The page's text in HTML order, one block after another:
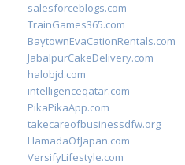
salesforceblogs.com
TrainGames365.com
BaytownEvaCationRentals.com
JabalpurCakeDelivery.com
halobjd.com
intelligenceqatar.com
PikaPikaApp.com
takecareofbusinessdfw.org
HamadaOfJapan.com
VersifyLifestyle.com